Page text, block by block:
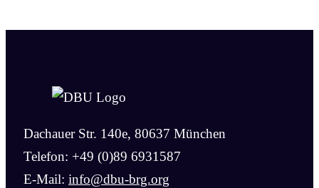
Dachauer Str. 140e, 80637 München
Telefon: +49 (0)89 6931587
E-Mail: info@dbu-brg.org